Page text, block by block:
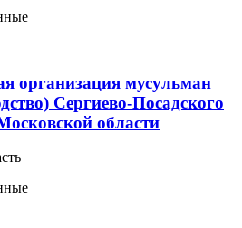
организация мусульман
Сергиево-Посадского
области